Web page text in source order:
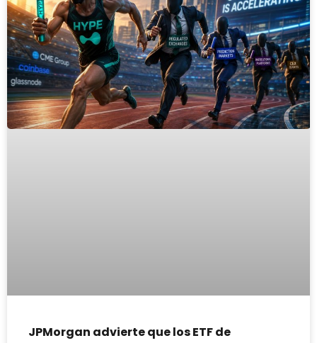
JPMorgan advierte que los ETF de